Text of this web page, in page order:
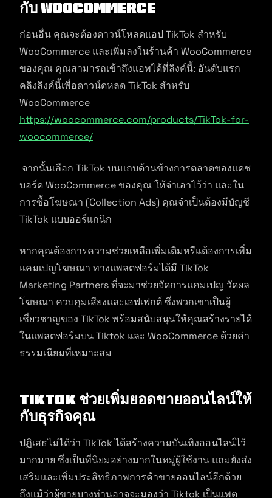
กับ Woocommerce
ก่อนอื่น คุณจะต้องดาวน์โหลดแอป TikTok สำหรับ
WooCommerce และเพิ่มลงในร้านค้า WooCommerce
ของคุณ คุณสามารถเข้าถึงแอพได้ที่ลิงค์นี้: อันดับแรก
คลิงลิงค์นี้เพื่อดาวน์ดหลด TikTok สำหรับ
WooCommerce
https://woocommerce.com/products/TikTok-for-
woocommerce/
จากนั้นเลือก TikTok บนแถบด้านข้างการตลาดของแดช
บอร์ด WooCommerce ของคุณ ให้จำเอาไว้ว่า และใน
การซื้อโฆษณา (Collection Ads) คุณจำเป็นต้องมีบัญชี
TikTok แบบออร์แกนิก
หากคุณต้องการความช่วยเหลือเพิ่มเติมหรืแต้องการเพิ่ม
แคมเปญโฆษณา ทางแพลตฟอร์มได้มี TikTok
Marketing Partners ที่จะมาช่วยจัดการแคมเปญ วัดผล
โฆษณา ควบคุมเสียงและเอฟเฟกต์ ซึ่งพวกเขาเป็นผู้
เชี่ยวชาญของ TikTok พร้อมสนับสนุนให้คุณสร้างรายได้
ในแพลตฟอร์มบน Tiktok และ WooCommerce ด้วยค่า
ธรรมเนียมที่เหมาะสม
TikTok ช่วยเพิ่มยอดขายออนไลน์ให้
กับธุรกิจคุณ
ปฏิเสธไม่ได้ว่า TikTok ได้สร้างความบันเทิงออนไลน์ไว้
มากมาย ซึ่งเป็นที่นิยมอย่างมากในหมู่ผู้ใช้งาน แถมยังส่ง
เสริมและเพิ่มประสิทธิภาพการค้าขายออนไลน์อีกด้วย
ถึงแม้ว่าผู้ขายบางท่านอาจจะมองว่า Tiktok เป็นแพต